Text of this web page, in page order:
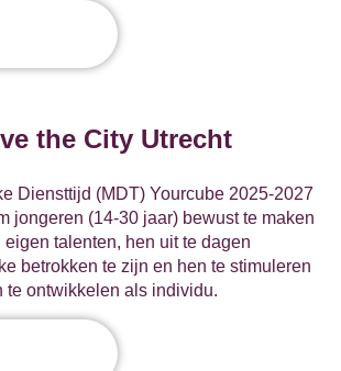
the City Utrecht
Diensttijd (MDT) Yourcube 2025-2027
jongeren (14-30 jaar) bewust te maken
eigen talenten, hen uit te dagen
betrokken te zijn en hen te stimuleren
te ontwikkelen als individu.